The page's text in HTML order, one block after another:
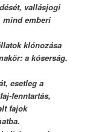
vallásjogi
mind emberi
klónozása
a kóserság.
esetleg a
fenntartás,
fajok